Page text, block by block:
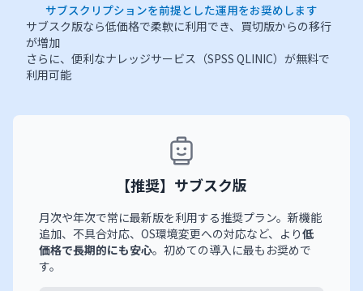
サブスクリプションを前提とした運用をお奨めします
サブスク版なら低価格で柔軟に利用でき、買切版からの移行
が増加
さらに、便利なナレッジサービス（SPSS QLINIC）が無料で
利用可能
【推奨】サブスク版
月次や年次で常に最新版を利用する推奨プラン。新機能
追加、不具合対応、OS環境変更への対応など、より低
価格で長期的にも安心。初めての導入に最もお奨めで
す。